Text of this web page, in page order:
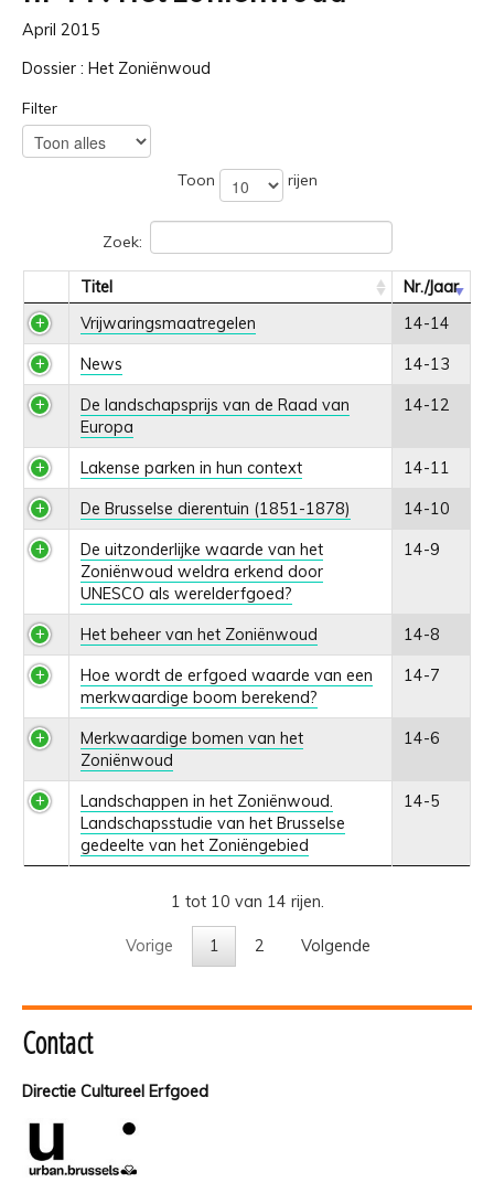
April 2015
Dossier : Het Zoniënwoud
Filter
Toon rijen
Zoek:
Titel
Nr./Jaar
Vrijwaringsmaatregelen
14-14
News 14-13
De landschapsprijs van de Raad van
Europa
14-12
Lakense parken in hun context 14-11
De Brusselse dierentuin (1851-1878) 14-10
De uitzonderlijke waarde van het
Zoniënwoud weldra erkend door
UNESCO als werelderfgoed?
14-9
Het beheer van het Zoniënwoud 14-8
Hoe wordt de erfgoed waarde van een
merkwaardige boom berekend?
14-7
Merkwaardige bomen van het
Zoniënwoud
14-6
Landschappen in het Zoniënwoud.
Landschapsstudie van het Brusselse
gedeelte van het Zoniëngebied
14-5
1 tot 10 van 14 rijen.
Vorige 1 2 Volgende
Contact
Directie Cultureel Erfgoed